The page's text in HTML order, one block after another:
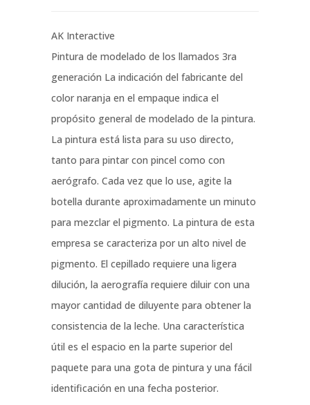
AK Interactive
Pintura de modelado de los llamados 3ra
generación La indicación del fabricante del
color naranja en el empaque indica el
propósito general de modelado de la pintura.
La pintura está lista para su uso directo,
tanto para pintar con pincel como con
aerógrafo. Cada vez que lo use, agite la
botella durante aproximadamente un minuto
para mezclar el pigmento. La pintura de esta
empresa se caracteriza por un alto nivel de
pigmento. El cepillado requiere una ligera
dilución, la aerografía requiere diluir con una
mayor cantidad de diluyente para obtener la
consistencia de la leche. Una característica
útil es el espacio en la parte superior del
paquete para una gota de pintura y una fácil
identificación en una fecha posterior.